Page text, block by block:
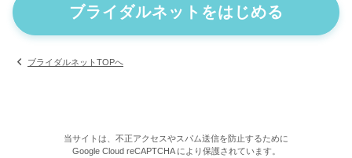
ブライダルネットをはじめる
ブライダルネットTOPへ
当サイトは、不正アクセスやスパム送信を防止するために
Google Cloud reCAPTCHA により保護されています。